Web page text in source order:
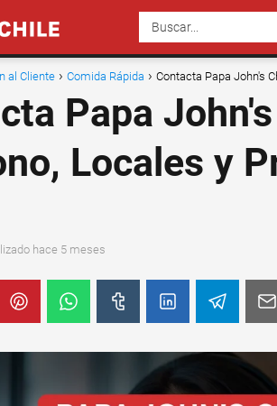
al Cliente Comida Rápida Contacta Papa John's
Papa
Locales y
hace 5 meses